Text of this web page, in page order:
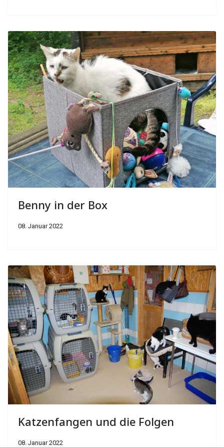
Benny in der Box
08. Januar 2022
Katzenfangen und die Folgen
08. Januar 2022